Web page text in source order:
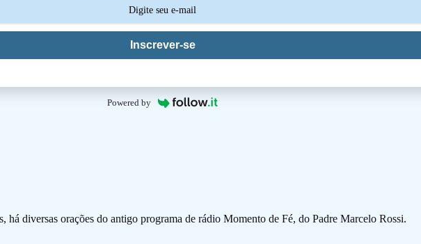
Inscrever-se
Powered by
há diversas orações do antigo programa de rádio Momento de Fé, do Padre Marcelo Rossi.